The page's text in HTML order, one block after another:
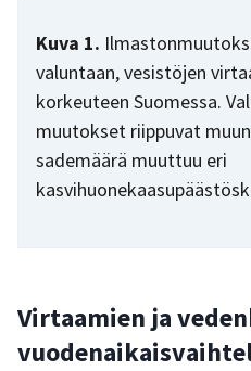
Kuva 1.
valuntaan, vesistöjen
korkeuteen Suomessa.
muutokset riippuvat
sademäärä muuttuu eri
Virtaamien ja